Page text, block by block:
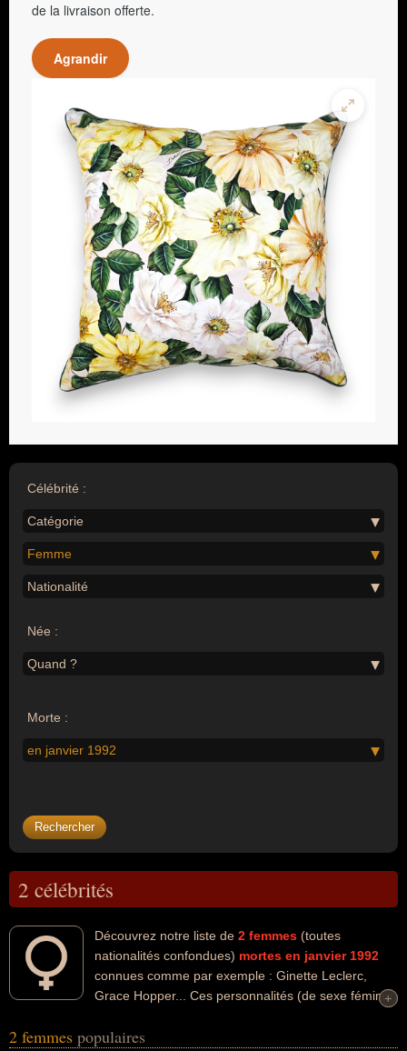
de la livraison offerte.
Agrandir
Célébrité :
Catégorie
Femme
Nationalité
Née :
Quand ?
Morte :
en janvier 1992
2 célébrités
Découvrez notre liste de 2 femmes (toutes
nationalités confondues) mortes en janvier 1992
connues comme par exemple : Ginette Leclerc,
Grace Hopper... Ces personnalités (de sexe féminin)
cinéma ou de l'informatique. Ces célébrités peuvent également
+
+
2 femmes populaires